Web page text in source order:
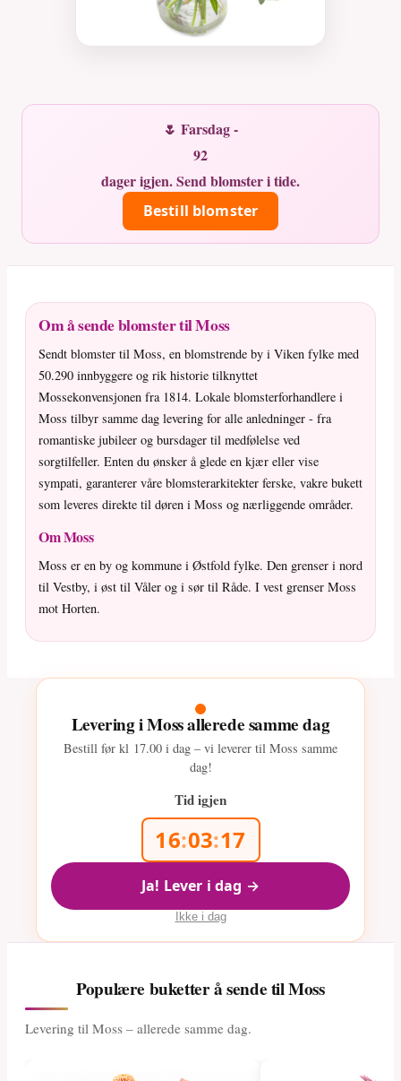
🌷 Farsdag -
92
dager igjen. Send blomster i tide.
Bestill blomster
Om å sende blomster til Moss
Sendt blomster til Moss, en blomstrende by i Viken fylke med
50.290 innbyggere og rik historie tilknyttet
Mossekonvensjonen fra 1814. Lokale blomsterforhandlere i
Moss tilbyr samme dag levering for alle anledninger - fra
romantiske jubileer og bursdager til medfølelse ved
sorgtilfeller. Enten du ønsker å glede en kjær eller vise
sympati, garanterer våre blomsterarkitekter ferske, vakre bukett
som leveres direkte til døren i Moss og nærliggende områder.
Om Moss
Moss er en by og kommune i Østfold fylke. Den grenser i nord
til Vestby, i øst til Våler og i sør til Råde. I vest grenser Moss
mot Horten.
Levering i Moss allerede samme dag
Bestill før kl 17.00 i dag – vi leverer til Moss samme
dag!
Tid igjen
16:03:16
Ja! Lever i dag →
Ikke i dag
Populære buketter å sende til Moss
Levering til Moss – allerede samme dag.